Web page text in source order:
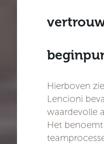
Hierboven
Lencioni
waardevolle
Het